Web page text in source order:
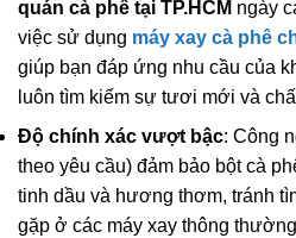
quán cà phê tại TP.HCM ngày
việc sử dụng máy xay cà phê
giúp bạn đáp ứng nhu cầu của
luôn tìm kiếm sự tươi mới và
Độ chính xác vượt bậc: Công
theo yêu cầu) đảm bảo bột cà
tinh dầu và hương thơm, tránh
gặp ở các máy xay thông